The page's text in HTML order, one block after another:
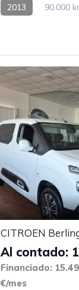
2013 90.000
Al contado:
Financiado:
€/mes